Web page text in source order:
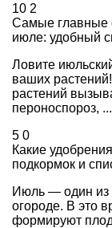
10 2
Самые главные
июле: удобный
Ловите
ваших
растений
пероноспороз, ...
5 0
Какие
подкормок и
Июль — один из
огороде. В это
формируют